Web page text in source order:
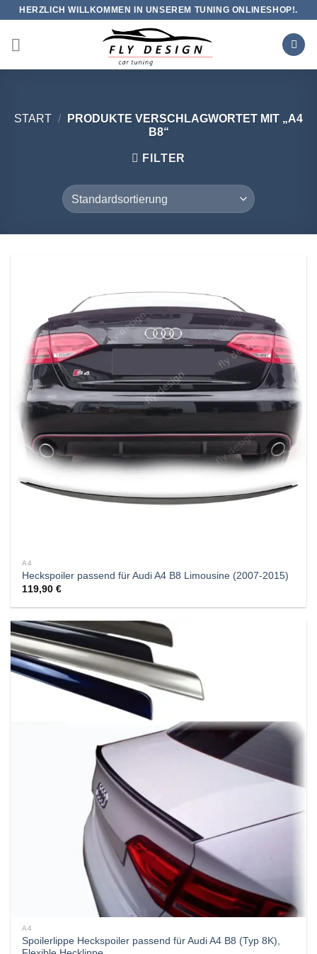
Zum
springen
HERZLICH WILLKOMMEN IN UNSEREM TUNING ONLINESHOP!.
START /
PRODUKTE VERSCHLAGWORTET MIT „A4
B8“
FILTER
A4
Heckspoiler passend für Audi A4 B8 Limousine (2007-2015)
119,90€
A4
Spoilerlippe Heckspoiler passend für Audi A4 B8 (Typ 8K),